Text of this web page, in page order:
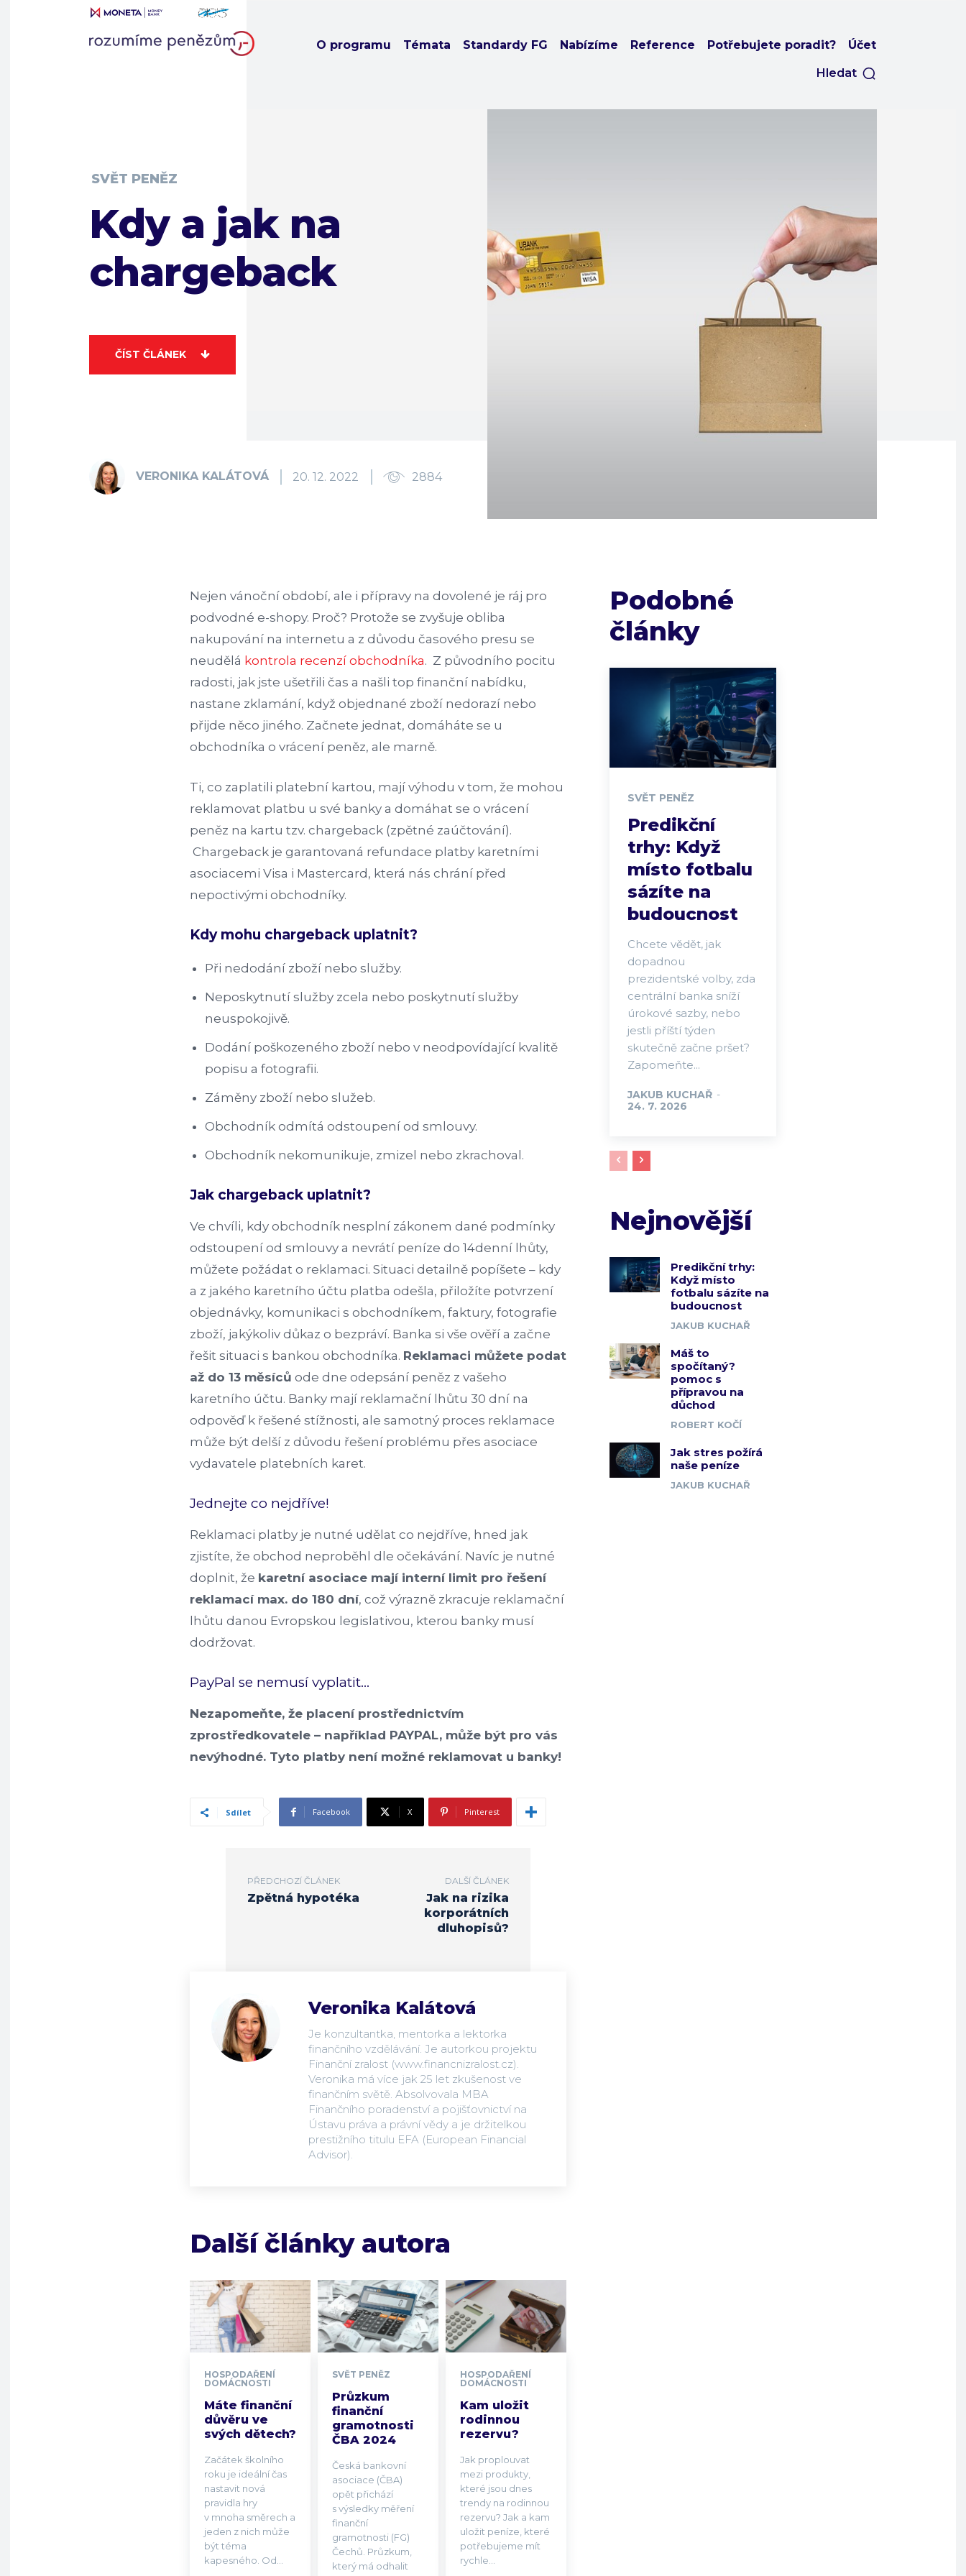
O programu Témata Standardy FG Nabízíme Reference Potřebujete poradit? Účet
Hledat
SVĚT PENĚZ
Kdy a jak na
chargeback
ČÍST ČLÁNEK
VERONIKA KALÁTOVÁ 20. 12. 2022 2884
Nejen vánoční období, ale i přípravy na dovolené je ráj pro
podvodné e-shopy. Proč? Protože se zvyšuje obliba
nakupování na internetu a z důvodu časového presu se
neudělá kontrola recenzí obchodníka. Z původního pocitu
radosti, jak jste ušetřili čas a našli top finanční nabídku,
nastane zklamání, když objednané zboží nedorazí nebo
přijde něco jiného. Začnete jednat, domáháte se u
obchodníka o vrácení peněz, ale marně.
Ti, co zaplatili platební kartou, mají výhodu v tom, že mohou
reklamovat platbu u své banky a domáhat se o vrácení
peněz na kartu tzv. chargeback (zpětné zaúčtování).
Chargeback je garantovaná refundace platby karetními
asociacemi Visa i Mastercard, která nás chrání před
nepoctivými obchodníky.
Kdy mohu chargeback uplatnit?
Při nedodání zboží nebo služby.
Neposkytnutí služby zcela nebo poskytnutí služby
neuspokojivě.
Dodání poškozeného zboží nebo v neodpovídající kvalitě
popisu a fotografii.
Záměny zboží nebo služeb.
Obchodník odmítá odstoupení od smlouvy.
Obchodník nekomunikuje, zmizel nebo zkrachoval.
Jak chargeback uplatnit?
Ve chvíli, kdy obchodník nesplní zákonem dané podmínky
odstoupení od smlouvy a nevrátí peníze do 14denní lhůty,
můžete požádat o reklamaci. Situaci detailně popíšete – kdy
a z jakého karetního účtu platba odešla, přiložíte potvrzení
objednávky, komunikaci s obchodníkem, faktury, fotografie
zboží, jakýkoliv důkaz o bezpráví. Banka si vše ověří a začne
řešit situaci s bankou obchodníka. Reklamaci můžete podat
až do 13 měsíců ode dne odepsání peněz z vašeho
karetního účtu. Banky mají reklamační lhůtu 30 dní na
odpověď k řešené stížnosti, ale samotný proces reklamace
může být delší z důvodu řešení problému přes asociace
vydavatele platebních karet.
Jednejte co nejdříve!
Reklamaci platby je nutné udělat co nejdříve, hned jak
zjistíte, že obchod neproběhl dle očekávání. Navíc je nutné
doplnit, že karetní asociace mají interní limit pro řešení
reklamací max. do 180 dní, což výrazně zkracuje reklamační
lhůtu danou Evropskou legislativou, kterou banky musí
dodržovat.
PayPal se nemusí vyplatit…
Nezapomeňte, že placení prostřednictvím
zprostředkovatele – například PAYPAL, může být pro vás
nevýhodné. Tyto platby není možné reklamovat u banky!
Sdílet Facebook X Pinterest
PŘEDCHOZÍ ČLÁNEK
Zpětná hypotéka
DALŠÍ ČLÁNEK
Jak na rizika
korporátních
dluhopisů?
Veronika Kalátová
Je konzultantka, mentorka a lektorka
finančního vzdělávání. Je autorkou projektu
Finanční zralost (www.financnizralost.cz).
Veronika má více jak 25 let zkušenost ve
finančním světě. Absolvovala MBA
Finančního poradenství a pojišťovnictví na
Ústavu práva a právní vědy a je držitelkou
prestižního titulu EFA (European Financial
Advisor).
Další články autora
HOSPODAŘENÍ
DOMÁCNOSTI
Máte finanční
důvěru ve
svých dětech?
Začátek školního
roku je ideální čas
nastavit nová
pravidla hry
v mnoha směrech a
jeden z nich může
být téma
kapesného. Od...
SVĚT PENĚZ
Průzkum
finanční
gramotnosti
ČBA 2024
Česká bankovní
asociace (ČBA)
opět přichází
s výsledky měření
finanční
gramotnosti (FG)
Čechů. Průzkum,
který má odhalit
HOSPODAŘENÍ
DOMÁCNOSTI
Kam uložit
rodinnou
rezervu?
Jak proplouvat
mezi produkty,
které jsou dnes
trendy na rodinnou
rezervu? Jak a kam
uložit peníze, které
potřebujeme mít
rychle...
Podobné
články
SVĚT PENĚZ
Predikční
trhy: Když
místo fotbalu
sázíte na
budoucnost
Chcete vědět, jak
dopadnou
prezidentské volby, zda
centrální banka sníží
úrokové sazby, nebo
jestli příští týden
skutečně začne pršet?
Zapomeňte...
JAKUB KUCHAŘ -
24. 7. 2026
Nejnovější
Predikční trhy:
Když místo
fotbalu sázíte na
budoucnost
JAKUB KUCHAŘ
Máš to
spočítaný?
pomoc s
přípravou na
důchod
ROBERT KOČÍ
Jak stres požírá
naše peníze
JAKUB KUCHAŘ